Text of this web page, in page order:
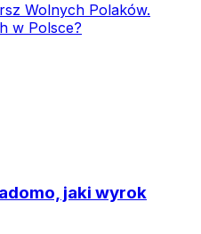
Wolnych Polaków.
w Polsce?
jaki wyrok